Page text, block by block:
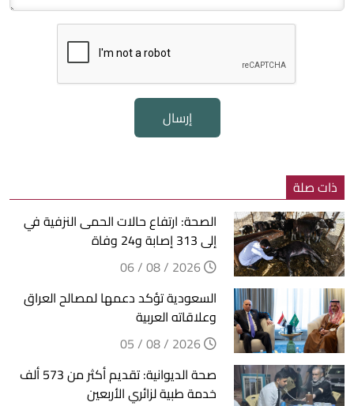
إرسال
ذات صلة
الصحة: ارتفاع حالات الحمى النزفية في
إلى 313 إصابة و24 وفاة
السعودية تؤكد دعمها لمصالح العراق
وعلاقاته العربية
صحة الديوانية: تقديم أكثر من 573 ألف
خدمة طبية لزائري الأربعين